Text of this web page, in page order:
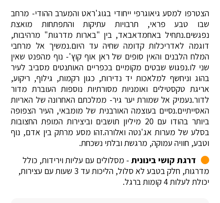
הצטרפו למסע גיאוגרפי ייחודי בגוג'ראט והמערב ההודי- מרחב
שבו טבע פראי, תרבויות עתיקות והתפתחות מואצת
נפגשים.נתחיל באחמדאבאד, בין "בארות מדרגות" מרהיבות,
דוגמה לאדריכלות קדומה שחיה עד היום.נמשיך אל מרחבי
המלח הלבנים והאין סופים של ראן אוף קוץ'- נוף מהפנט שאין
שני לו.נפגוש שבטים מקומיים בכפריים האותנטים מסביב לעיר
בהוג וניחשף למלאכות יד נדירות, כגון רקמות, גילוף, ריקוע,
אריגת טקסטילים ואומניות מסורתיות נוספות העוברת מדור
לדור.נעמיק אל שמורת יער גיר- ממלכתם האחרונה של האריות
האסייתיים.נסיים בעוצמה האורבנית של מומבאי, העיר הצפופה
ביותר בהודו עם 20 מיליון תושבים וביצירות המופת החצובות
בסלע של מערות אג'נטה ואלורה.זהו מסע מרתק בין אדם, נוף
וטבע, חוויה עמוקה, מרגשת ובלתי נשכחת.
דרגת קושי בינונית - מסלולים עם עליות וירידות, כולל
מדרגות, חלק בטבע לא סלול, הליכות עד 3 שעות עם עצירות,
יכולת לעלות 4 קומות ברגל.